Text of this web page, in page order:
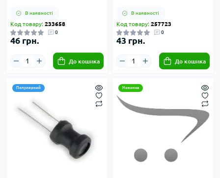
В наявності
Код товару: 233658
0
46 грн.
До кошика
В наявності
Код товару: 257723
0
43 грн.
До кошика
Популярний Новинка